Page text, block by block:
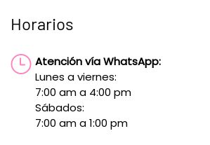
Horarios
Atención vía WhatsApp:
Lunes a viernes:
7:00 am a 4:00 pm
Sábados:
7:00 am a 1:00 pm